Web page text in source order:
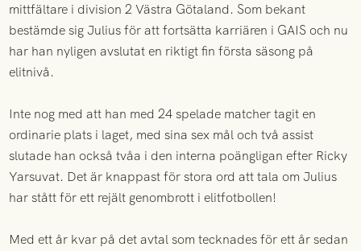
mittfältare i division 2 Västra Götaland. Som bekant
bestämde sig Julius för att fortsätta karriären i GAIS och nu
har han nyligen avslutat en riktigt fin första säsong på
elitnivå.
Inte nog med att han med 24 spelade matcher tagit en
ordinarie plats i laget, med sina sex mål och två assist
slutade han också tvåa i den interna poängligan efter Ricky
Yarsuvat. Det är knappast för stora ord att tala om Julius
har stått för ett rejält genombrott i elitfotbollen!
Med ett år kvar på det avtal som tecknades för ett år sedan